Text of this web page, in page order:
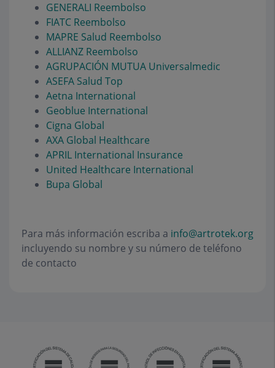
GENERALI Reembolso
FIATC Reembolso
MAPRE Salud Reembolso
ALLIANZ Reembolso
AGRUPACIÓN MUTUA Universalmedic
ASEFA Salud Top
Aetna International
Geoblue International
Cigna Global
AXA Global Healthcare
APRIL International Insurance
United Healthcare International
Bupa Global
Para más información escriba a info@artrotek.org
incluyendo su nombre y su número de teléfono
de contacto